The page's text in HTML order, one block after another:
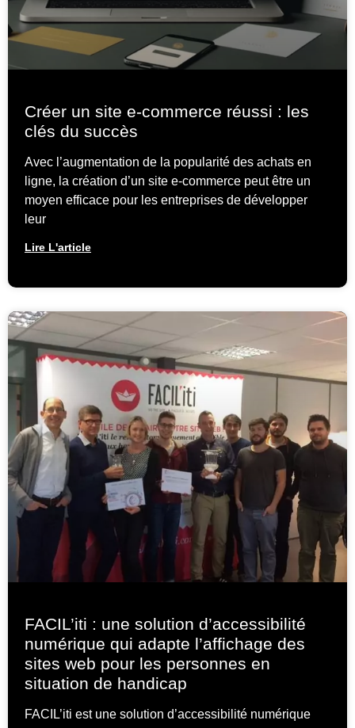
Créer un site e-commerce réussi : les
clés du succès
Avec l’augmentation de la popularité des achats en
ligne, la création d’un site e-commerce peut être un
moyen efficace pour les entreprises de développer
leur
Lire L'article
FACIL’iti : une solution d’accessibilité
numérique qui adapte l’affichage des
sites web pour les personnes en
situation de handicap
FACIL’iti est une solution d’accessibilité numérique